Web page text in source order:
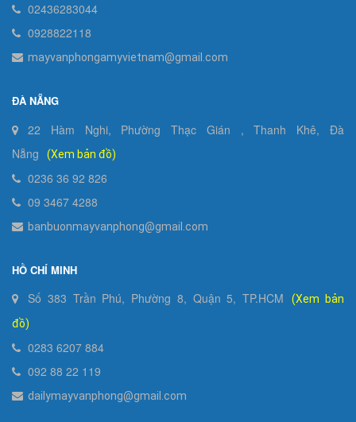
02436283044
0928822118
mayvanphongamyvietnam@gmail.com
ĐÀ NẴNG
22 Hàm Nghi, Phường Thạc Gián , Thanh Khê, Đà
Nẵng
(Xem bản đồ)
0236 36 92 826
09 3467 4288
banbuonmayvanphong@gmail.com
HỒ CHÍ MINH
Số 383 Trần Phú, Phường 8, Quận 5, TP.HCM
(Xem bản
đồ)
0283 6207 884
092 88 22 119
dailymayvanphong@gmail.com